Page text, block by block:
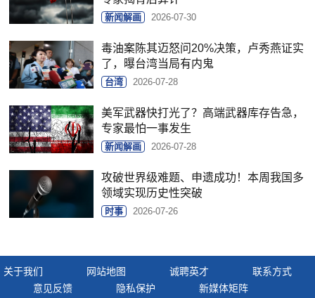
新闻解画 2026-07-30
毒油案陈其迈怒问20%决策，卢秀燕证实
了，曝台湾当局有内鬼
台湾 2026-07-28
美军武器快打光了？高端武器库存告急，
专家最怕一事发生
新闻解画 2026-07-28
攻破世界级难题、申遗成功！本周我国多
领域实现历史性突破
时事 2026-07-26
关于我们 网站地图 诚聘英才
联系方式
意见反馈
隐私保护 新媒体矩阵